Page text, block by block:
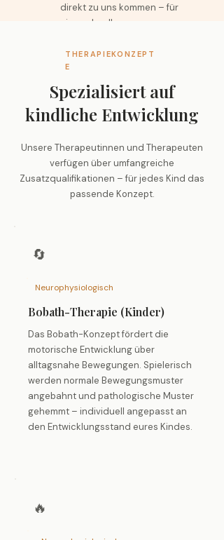
direkt zu uns kommen – für
eine schnelle
THERAPIEKONZEPT
E
Spezialisiert auf
kindliche Entwicklung
Unsere Therapeutinnen und Therapeuten
verfügen über umfangreiche
Zusatzqualifikationen – für jedes Kind das
passende Konzept.
🔄
Neurophysiologisch
Bobath-Therapie (Kinder)
Das Bobath-Konzept fördert die
motorische Entwicklung über
alltagsnahe Bewegungen. Spielerisch
werden normale Bewegungsmuster
angebahnt und pathologische Muster
gehemmt – individuell angepasst an
den Entwicklungsstand eures Kindes.
🔥